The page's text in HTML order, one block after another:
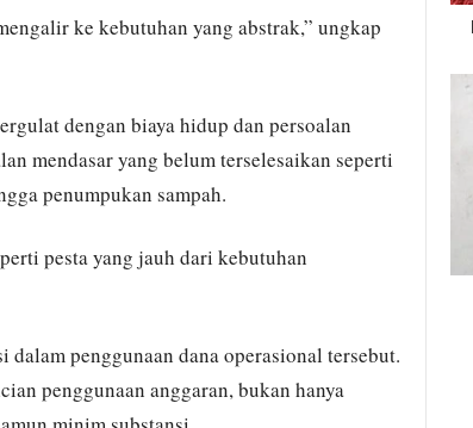
ke kebutuhan yang abstrak,” ungkap
dengan biaya hidup dan persoalan
mendasar yang belum terselesaikan seperti
penumpukan sampah.
pesta yang jauh dari kebutuhan
penggunaan dana operasional tersebut.
penggunaan anggaran, bukan hanya